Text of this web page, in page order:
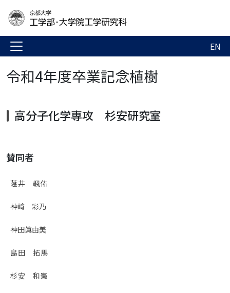
EN
令和4年度卒業記念植樹
高分子化学専攻 杉安研究室
賛同者
蔭井 颯佑
神﨑 彩乃
神田眞由美
島田 拓馬
杉安 和憲